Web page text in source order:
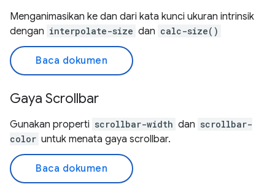
Menganimasikan ke dan dari kata kunci ukuran intrinsik
dengan interpolate-size dan calc-size()
Baca dokumen
Gaya Scrollbar
Gunakan properti scrollbar-width dan scrollbar-
color untuk menata gaya scrollbar.
Baca dokumen